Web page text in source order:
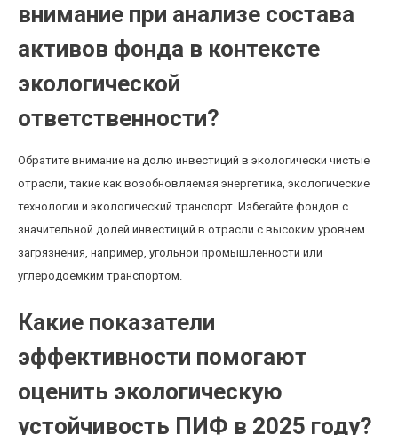
внимание при анализе состава
активов фонда в контексте
экологической
ответственности?
Обратите внимание на долю инвестиций в экологически чистые
отрасли, такие как возобновляемая энергетика, экологические
технологии и экологический транспорт. Избегайте фондов с
значительной долей инвестиций в отрасли с высоким уровнем
загрязнения, например, угольной промышленности или
углеродоемким транспортом.
Какие показатели
эффективности помогают
оценить экологическую
устойчивость ПИФ в 2025 году?